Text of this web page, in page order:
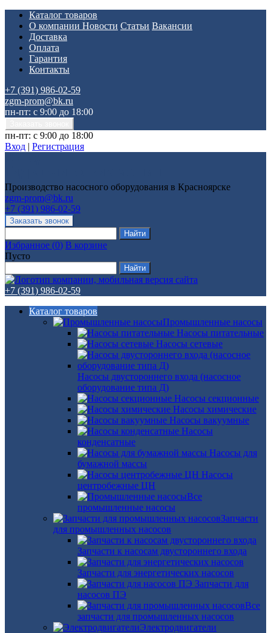
Каталог товаров
О компании Новости Статьи Вакансии
Доставка
Оплата
Гарантия
Контакты
+7 (391) 986-02-59
zgm-prom@bk.ru
пн-пт: с 9:00 до 18:00
пн-пт: с 9:00 до 18:00
Вход | Регистрация
Производство насосного оборудования в Красноярске
zgm-prom@bk.ru
+7 (391) 986-02-59
Избранное (0) В корзине
Пусто
+7 (391) 986-02-59
Каталог товаров
Промышленные насосы
Насосы питательные
Насосы сетевые
Насосы двустороннего входа (насосное
оборудование типа Д)
Насосы секционные
Насосы химические
Насосы вакуумные
Насосы
конденсатные
Насосы для
бумажной массы
Насосы
центробежные ЦН
Все
промышленные насосы
Запчасти
для промышленных насосов
Запчасти к насосам двустороннего входа
Запчасти для энергетических насосов
Запчасти для
насосов ПЭ
Все
запчасти для промышленных насосов
Электродвигатели